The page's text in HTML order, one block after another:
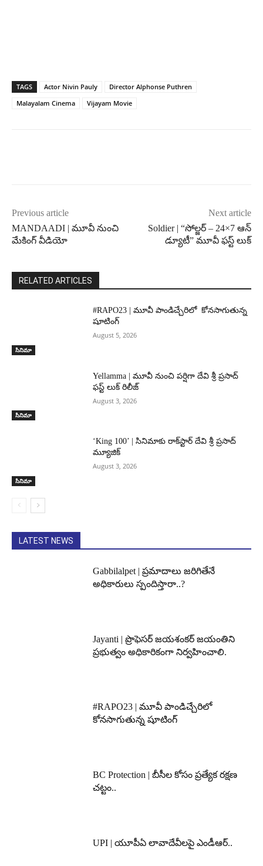
TAGS Actor Nivin Pauly
Director Alphonse Puthren
Malayalam Cinema
Vijayam Movie
Previous article
MANDAADI | మూవీ నుంచి
మేకింగ్ వీడియో
Next article
Soldier | “సోల్జర్ – 24×7 ఆన్
డ్యూటీ” మూవీ ఫస్ట్ లుక్
RELATED ARTICLES
సినిమా
#RAPO23 | మూవీ పాండిచ్చేరిలో కోనసాగుతున్న
షూటింగ్
August 5, 2026
సినిమా
Yellamma | మూవీ నుంచి పర్షిగా దేవి శ్రీ ప్రసాద్
ఫస్ట్ లుక్ రిలీజ్
August 3, 2026
సినిమా
‘King 100’ | సినిమాకు రాక్‌స్టార్ దేవి శ్రీ ప్రసాద్
మ్యూజిక్
August 3, 2026
LATEST NEWS
Gabbilalpet | ప్రమాదాలు జరిగితేనే
అధికారులు స్పందిస్తారా..?
Jayanti | ప్రొఫెసర్ జయశంకర్ జయంతిని
ప్రభుత్వం అధికారికంగా నిర్వహించాలి.
#RAPO23 | మూవీ పాండిచ్చేరిలో
కోనసాగుతున్న షూటింగ్
BC Protection | బీసీల కోసం ప్రత్యేక రక్షణ
చట్టం..
UPI | యూపీఏ లావాదేవీలపై ఎండీఆర్..